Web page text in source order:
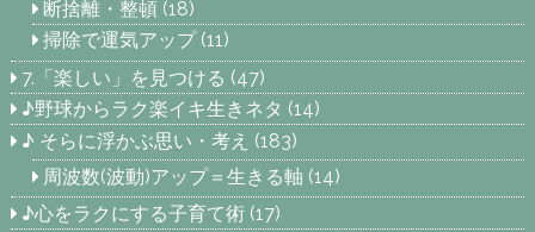
断捨離・整頓(18)
掃除で運気アップ(11)
7.「楽しい」を見つける (47)
♪野球からラク楽イキ生きネタ (14)
♪ そらに浮かぶ思い・考え (183)
周波数(波動)アップ＝生きる軸 (14)
♪心をラクにする子育て術 (17)